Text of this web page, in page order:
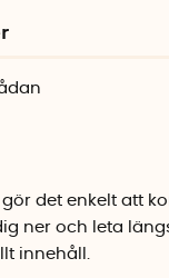
det enkelt att
ner och leta
innehåll.